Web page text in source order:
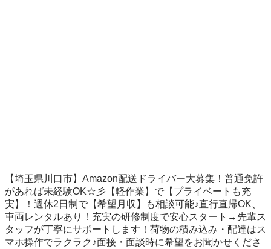
【埼玉県川口市】Amazon配送ドライバー大募集！普通免許
があれば未経験OK☆彡【軽作業】で【プライベートも充
実】！週休2日制で【希望月収】も相談可能♪直行直帰OK、
車両レンタルあり！充実の研修制度で安心スタート→先輩ス
タッフが丁寧にサポートします！荷物の積み込み・配達はス
マホ操作でラクラク♪面接・面談時に希望をお聞かせくださ